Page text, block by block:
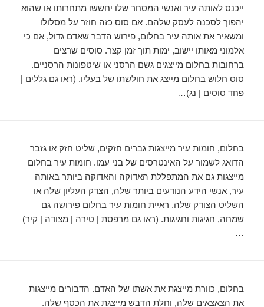
ייכנס לאותה עיר ואנשי המסחר שלו יחששו מתחרותו או שהוא
יהפוך לסכנה לעסק שלהם. אם סוס כזה חוזר על מסלולו
ומשאיר את אותה עיר בחלום, פירוש הדבר שאדם גדול, אם כי
אלמוני מאותו יישוב, ימות תוך זמן קצר. סוסים שרצים
ברחובות בחלום מייצגים גשם הרסני או שיטפונות הרסניים.
סוס חלוש בחלום מייצג את חולשתו של בעליו. (ראו גם גללים |
פחד סוסים | נג)…
בחלום, חומות עיר מייצגות גברים חזקים, שליט חזק או גזבר
הדואג לשמור על האינטרסים של בני עמו. חומות עיר בחלום
מייצגות גם את המתפללת האדוקה והאדוקה ביותר באותה
עיר, אנשי הידע הנודעים ביותר שלה, הצדק העליון שלה או
השליט הצודק שלה. ראיית חומות עיר בחלום פירושה גם
שמחה, חגיגות וחגיגות. (ראו גם מרפסת | טירה | מצודה | קיר)
…
בחלום, כוורת מייצגת את אשתו של האדם. הדבורים מייצגות
את הצאצאים שלה, וחלת הדבש מייצגת את הכסף שלה.